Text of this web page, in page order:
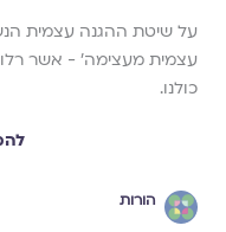
על שיטת ההגנה עצמית
עצמית מעצימה' - אשר
כולנו.
הורות